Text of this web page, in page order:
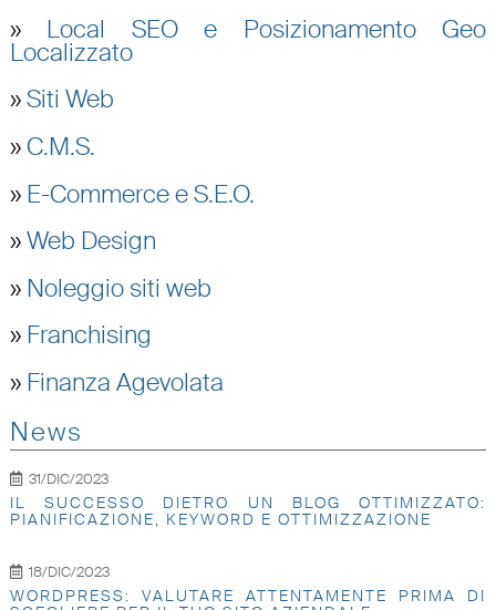
» Local SEO e Posizionamento Geo
Localizzato
»Siti Web
» C.M.S.
» E-Commerce e S.E.O.
»Web Design
» Noleggio siti web
» Franchising
» Finanza Agevolata
News
31/DIC/2023
IL SUCCESSO DIETRO UN BLOG OTTIMIZZATO:
PIANIFICAZIONE, KEYWORD E OTTIMIZZAZIONE
18/DIC/2023
WORDPRESS: VALUTARE ATTENTAMENTE PRIMA DI